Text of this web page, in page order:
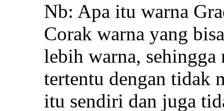
Nb: Apa itu warna
Corak warna yang
lebih warna,
tertentu dengan tidak
itu sendiri dan juga